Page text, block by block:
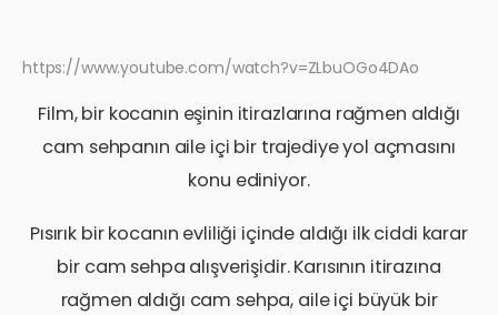
https://www.youtube.com/watch?v=ZLbuOGo4DAo
Film, bir kocanın eşinin itirazlarına rağmen aldığı
cam sehpanın aile içi bir trajediye yol açmasını
konu ediniyor.
Pısırık bir kocanın evliliği içinde aldığı ilk ciddi karar
bir cam sehpa alışverişidir. Karısının itirazına
rağmen aldığı cam sehpa, aile içi büyük bir